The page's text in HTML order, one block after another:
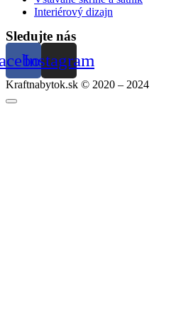
Interiérový dizajn
Sledujte nás
Instagram
Kraftnabytok.sk © 2020 – 2024